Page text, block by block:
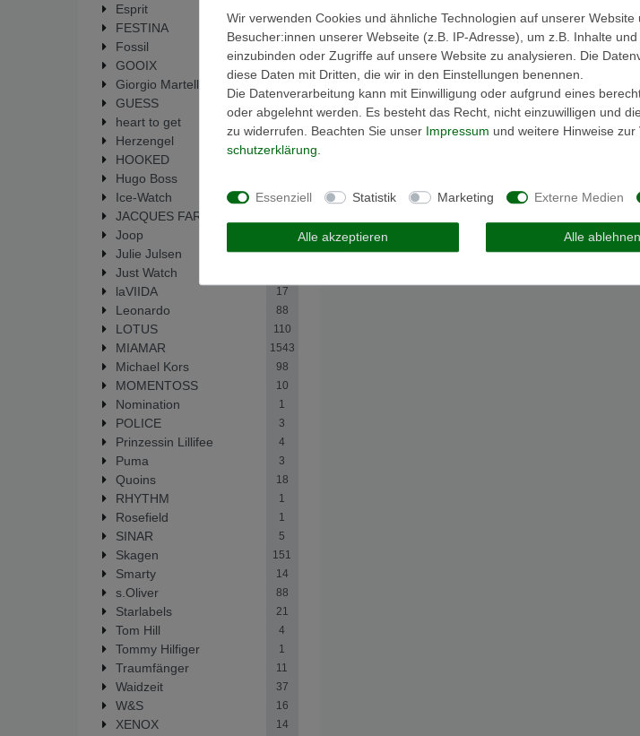
Esprit
FESTINA
Fossil
GOOIX
Giorgio Martello
GUESS
heart to get 19
Herzengel
HOOKED
Hugo Boss
Ice-Watch 1
JACQUES FAREL
Joop
Julie Julsen 137
Just Watch
laVIIDA 17
Leonardo 88
LOTUS 110
MIAMAR 1543
Michael Kors 98
MOMENTOSS 10
Nomination 1
POLICE 3
Prinzessin Lillifee 4
Puma 3
Quoins 18
RHYTHM 1
Rosefield 1
SINAR 5
Skagen 151
Smarty 14
s.Oliver 88
Starlabels 21
Tom Hill 4
Tommy Hilfiger 1
Traumfänger 11
Waidzeit 37
W&S 16
XENOX 14
Wir verwenden Cookies und ähnliche Technologien auf unserer
Besucher:innen unserer Webseite (z.B. IP-Adresse), um z.B. Inhalte
einzubinden oder Zugriffe auf unsere Website zu analysieren. Die
diese Daten mit Dritten, die wir in den Einstellungen benennen.
Die Datenverarbeitung kann mit Einwilligung oder aufgrund eines
oder abgelehnt werden. Es besteht das Recht, nicht einzuwilligen und
zu widerrufen. Beachten Sie unser Impressum und weitere Hinweise
schutz­erklärung.
Essenziell Statistik Marketing Externe Medien
Alle akzeptieren Alle ablehnen